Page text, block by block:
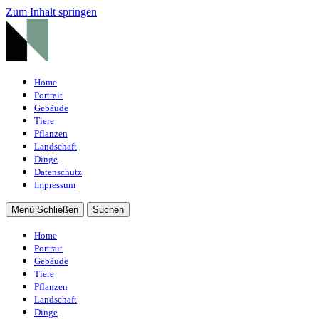
Zum Inhalt springen
Home
Portrait
Gebäude
Tiere
Pflanzen
Landschaft
Dinge
Datenschutz
Impressum
Menü Schließen Suchen
Home
Portrait
Gebäude
Tiere
Pflanzen
Landschaft
Dinge